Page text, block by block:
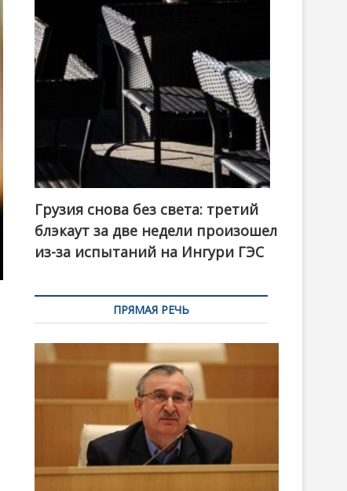
Грузия снова без света: третий
блэкаут за две недели произошел
из-за испытаний на Ингури ГЭС
ПРЯМАЯ РЕЧЬ